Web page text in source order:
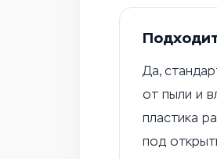
Да,
от пыли и
пластика
под